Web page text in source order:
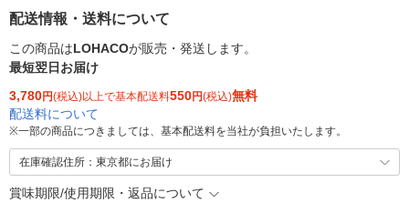
配送情報・送料について
この商品はLOHACOが販売・発送します。
最短翌日お届け
3,780円(税込)以上で基本配送料550円(税込)無料
配送料について
※一部の商品につきましては、基本配送料を当社が負担いたします。
在庫確認住所：東京都にお届け
賞味期限/使用期限・返品について